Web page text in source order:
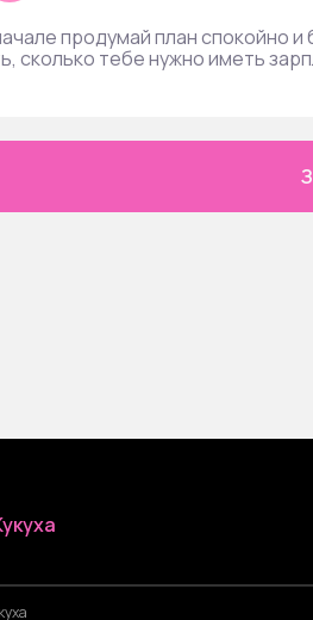
продумай план спокойно
сколько тебе нужно иметь